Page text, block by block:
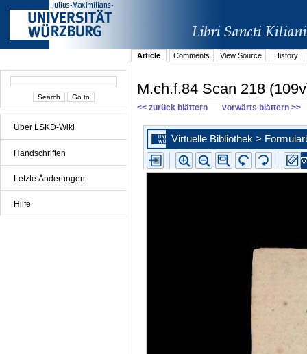
Über LSKD-Wiki
Handschriften
Letzte Änderungen
Hilfe
Article Comments View Source History
M.ch.f.84 Scan 218
<< zurück blättern vorwärts blättern >>